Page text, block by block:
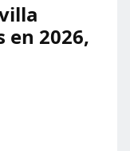
en 2026,